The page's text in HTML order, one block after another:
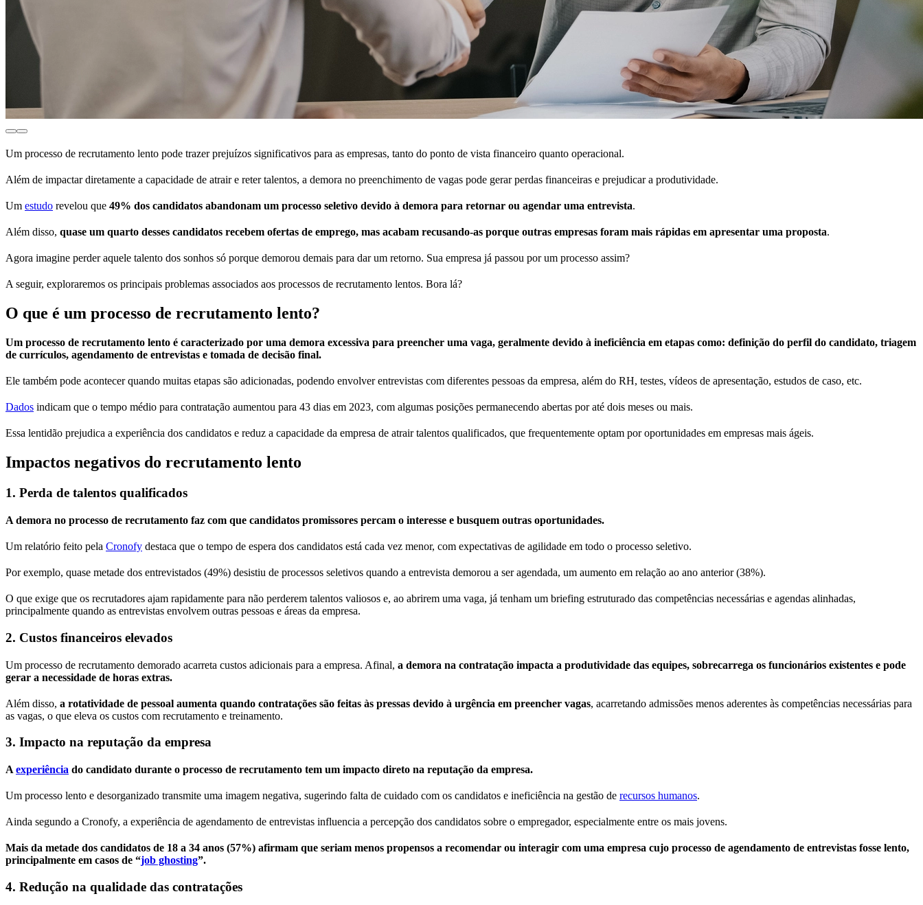
Um processo de recrutamento lento pode trazer prejuízos significativos para as empresas, tanto do ponto de vista financeiro quanto operacional.
Além de impactar diretamente a capacidade de atrair e reter talentos, a demora no preenchimento de vagas pode gerar perdas financeiras e prejudicar a produtividade.
Um estudo revelou que 49% dos candidatos abandonam um processo seletivo devido à demora para retornar ou agendar uma entrevista.
Além disso, quase um quarto desses candidatos recebem ofertas de emprego, mas acabam recusando-as porque outras empresas foram mais rápidas em apresentar uma proposta.
Agora imagine perder aquele talento dos sonhos só porque demorou demais para dar um retorno. Sua empresa já passou por um processo assim?
A seguir, exploraremos os principais problemas associados aos processos de recrutamento lentos. Bora lá?
O que é um processo de recrutamento lento?
Um processo de recrutamento lento é caracterizado por uma demora excessiva para preencher uma vaga, geralmente devido à ineficiência em etapas como: definição do perfil do candidato, triagem
de currículos, agendamento de entrevistas e tomada de decisão final.
Ele também pode acontecer quando muitas etapas são adicionadas, podendo envolver entrevistas com diferentes pessoas da empresa, além do RH, testes, vídeos de apresentação, estudos de caso, etc.
Dados indicam que o tempo médio para contratação aumentou para 43 dias em 2023, com algumas posições permanecendo abertas por até dois meses ou mais.
Essa lentidão prejudica a experiência dos candidatos e reduz a capacidade da empresa de atrair talentos qualificados, que frequentemente optam por oportunidades em empresas mais ágeis.
Impactos negativos do recrutamento lento
1. Perda de talentos qualificados
A demora no processo de recrutamento faz com que candidatos promissores percam o interesse e busquem outras oportunidades.
Um relatório feito pela Cronofy destaca que o tempo de espera dos candidatos está cada vez menor, com expectativas de agilidade em todo o processo seletivo.
Por exemplo, quase metade dos entrevistados (49%) desistiu de processos seletivos quando a entrevista demorou a ser agendada, um aumento em relação ao ano anterior (38%).
O que exige que os recrutadores ajam rapidamente para não perderem talentos valiosos e, ao abrirem uma vaga, já tenham um briefing estruturado das competências necessárias e agendas alinhadas,
principalmente quando as entrevistas envolvem outras pessoas e áreas da empresa.
2. Custos financeiros elevados
Um processo de recrutamento demorado acarreta custos adicionais para a empresa. Afinal, a demora na contratação impacta a produtividade das equipes, sobrecarrega os funcionários existentes e pode
gerar a necessidade de horas extras.
Além disso, a rotatividade de pessoal aumenta quando contratações são feitas às pressas devido à urgência em preencher vagas, acarretando admissões menos aderentes às competências necessárias para
as vagas, o que eleva os custos com recrutamento e treinamento.
3. Impacto na reputação da empresa
A experiência do candidato durante o processo de recrutamento tem um impacto direto na reputação da empresa.
Um processo lento e desorganizado transmite uma imagem negativa, sugerindo falta de cuidado com os candidatos e ineficiência na gestão de recursos humanos.
Ainda segundo a Cronofy, a experiência de agendamento de entrevistas influencia a percepção dos candidatos sobre o empregador, especialmente entre os mais jovens.
Mais da metade dos candidatos de 18 a 34 anos (57%) afirmam que seriam menos propensos a recomendar ou interagir com uma empresa cujo processo de agendamento de entrevistas fosse lento,
principalmente em casos de “job ghosting”.
4. Redução na qualidade das contratações